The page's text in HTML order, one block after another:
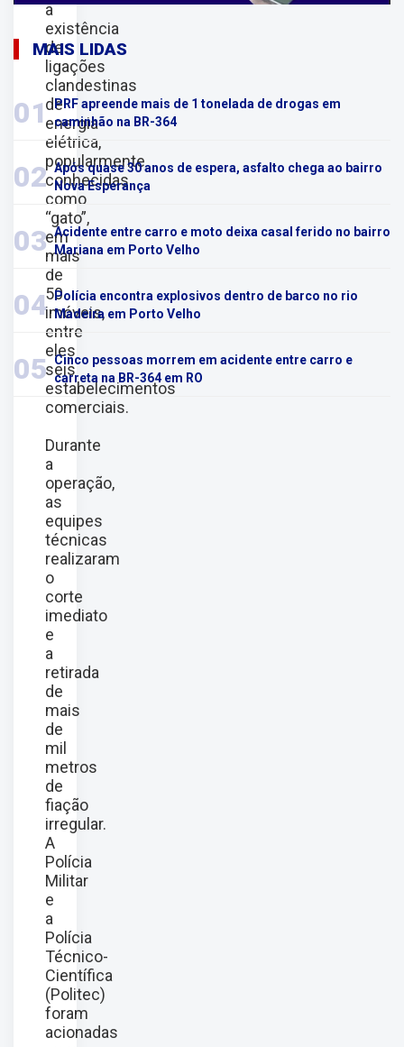
a
existência
de
ligações
clandestinas
de
energia
elétrica,
popularmente
conhecidas
como
“gato”,
em
mais
de
50
imóveis,
entre
eles
seis
estabelecimentos
comerciais.
Durante
a
operação,
as
equipes
técnicas
realizaram
o
corte
imediato
e
a
retirada
de
mais
de
mil
metros
de
fiação
irregular.
A
Polícia
Militar
e
a
Polícia
Técnico-
Científica
(Politec)
foram
acionadas
MAIS LIDAS
01
PRF apreende mais de 1 tonelada de drogas em
caminhão na BR-364
02 Após quase 30 anos de espera, asfalto chega ao bairro
Nova Esperança
03 Acidente entre carro e moto deixa casal ferido no bairro
Mariana em Porto Velho
04
Polícia encontra explosivos dentro de barco no rio
Madeira em Porto Velho
05 Cinco pessoas morrem em acidente entre carro e
carreta na BR-364 em RO